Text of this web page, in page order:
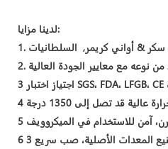
لدينا مزايا:
آمن للاستخدام في الميكروويف